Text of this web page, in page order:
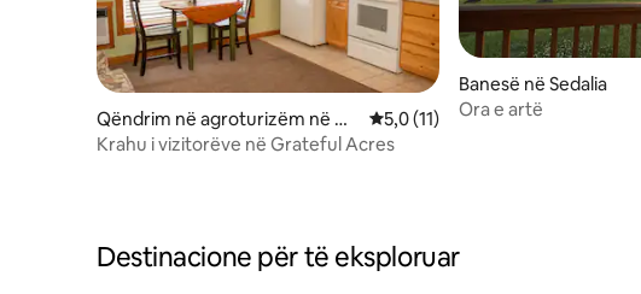
Qëndrim në agroturizëm në Ne
lson
Vlerësimi mesatar 5,0 nga 5, 11
5,0 (11)
Krahu i vizitorëve në Grateful Acres
Banesë në Sedalia
Ora e artë
Destinacione për të eksploruar